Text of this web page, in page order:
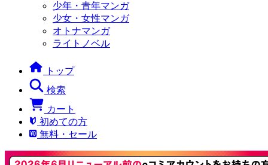
少年・青年マンガ
少女・女性マンガ
オトナマンガ
ライトノベル
トップ
検索
カート
初めての方
無料・セール